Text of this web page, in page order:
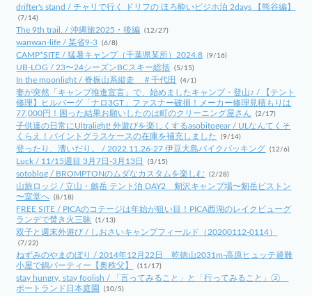
drifter's stand / チャリで行く ドリフの ほろ酔いビジホ泊 2days 【熊谷編】
(7/14)
The 9th trail. / 沖縄旅2025・後編 (12/27)
wanwan-life / 某省9-3 (6/8)
CAMP*SITE / 猛暑キャンプ（千葉県某所）2024.8 (9/16)
UB-LOG / 23〜24シーズンBCスキー総括 (5/15)
In the moonlight / 脊振山系縦走 ＃千代田 (4/1)
妻が突然「キャンプ推進宣言」で、始めましたキャンプ・登山♪ / 【テント
修理】ヒルバーグ「ナロ3GT」ファスナー破損！メーカー修理見積もりは
77,000円！困った結果お願いしたのは町のクリーニング屋さん
(2/17)
子供達の日常にUltralight! 外遊びを楽しくするasobitogear / ULなんてくそ
くらえ！パイントグラスケースの在庫を補充しました
(9/14)
登ったり、漕いだり。 / 2022.11.26-27 伊豆大島バイクパッキング (12/6)
Luck / 11/15週目 3月7日-3月13日 (3/15)
sotoblog / BROMPTONのムダなカスタムを楽しむ (2/28)
山旅ロッジ / 立山・劔岳 テント泊 DAY2 剱沢キャンプ場〜剱岳ピストン
〜室堂へ (8/18)
FREE SITE / PICAのコテージは年始が狙い目！PICA西湖のレイクビューグ
ランデで焚き火三昧
(1/13)
双子と週末外遊び / しおさいキャンプフィールド（20200112-0114）
(7/22)
ねずみのやまのぼり / 2014年12月22日 乾徳山2031m-高原ヒュッテ避難
小屋で鍋パーティー【奥秩父】
(11/17)
stay hungry, stay foolish / 「言ってみること」と「行ってみること」②
ポートランド日本庭園
(10/5)